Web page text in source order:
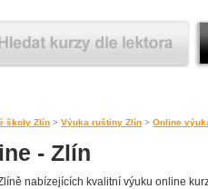
školy Zlín > Výuka ruštiny Zlín > Online
- Zlín
nabízejících kvalitní výuku online